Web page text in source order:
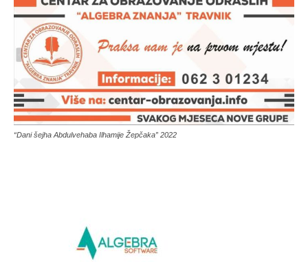
“Dani šejha Abdulvehaba Ilhamije Žepčaka” 2022